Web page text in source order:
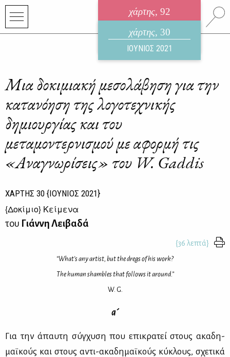
χάρτης, 92
ηλεκτρονικό περιοδικό
ΑΥΓΟΥΣΤΟΣ 2026
χάρτης, 30
ΙΟΥΝΙΟΣ 2021
Μια δοκιμιακή μεσολάβηση για την
κατανόηση της λογοτεχνικής
δημιουργίας και του
μεταμοντερνισμού με αφορμή τις
«Αναγνωρίσεις» του W. Gaddis
ΧΑΡΤΗΣ 30 {ΙΟΥΝΙΟΣ 2021}
{Δοκίμιο} Κείμενα
του Γιάννη Λειβαδά
{36 λεπτά}
“What’s any artist, but the dregs of his work?
The human shambles that follows it around.”
W. G.
α´
Για την άπαυ­τη σύγ­χυ­ση που επι­κρα­τεί στους ακα­δη­
μαϊ­κούς και στους αντι-ακα­δη­μαϊ­κούς κύ­κλους, σχε­τι­κά